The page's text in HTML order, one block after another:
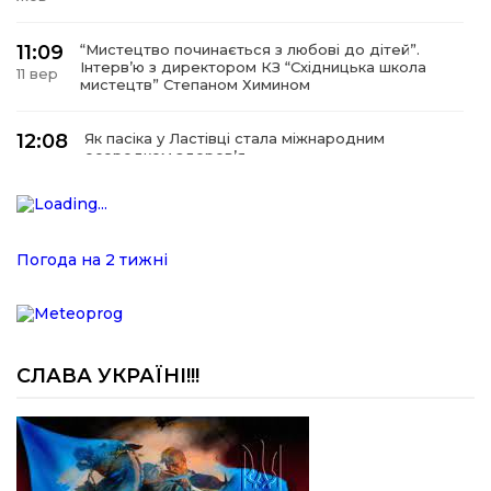
11:09
11 вер
“Мистецтво починається з любові до дітей”.
Інтерв’ю з директором КЗ “Східницька школа
мистецтв” Степаном Химином
12:08
Як пасіка у Ластівці стала міжнародним
осередком здоров’я
15 лип
“Респект — Гаївка”
17:07
Віра, що не згасає. Історія сили духу,
Баброцяк
20:06
24 чер
Нескорена сила зі Східниці. Анна Іроденко –
абсолютна чемпіонка Європи з армреслінгу
Погода на 2 тижні
СЛАВА УКРАЇНІ!!!